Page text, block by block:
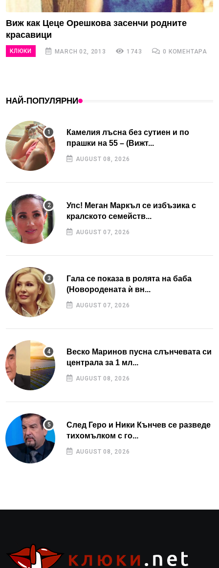
Виж как Цеце Орешкова засенчи родните
красавици
КЛЮКИ MARCH 02, 2013 1743 0 КОМЕНТАРА
НАЙ-ПОПУЛЯРНИ
Камелия лъсна без сутиен и по
прашки на 55 – (Вижт...
AUGUST 08, 2026
Упс! Меган Маркъл се избъзика с
кралското семейств...
AUGUST 07, 2026
Гала се показа в ролята на баба
(Новородената ѝ вн...
AUGUST 07, 2026
Веско Маринов пусна слънчевата си
централа за 1 мл...
AUGUST 08, 2026
След Геро и Ники Кънчев се разведе
тихомълком с го...
AUGUST 08, 2026